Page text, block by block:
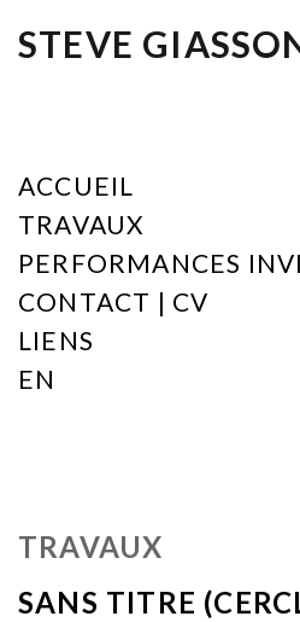
STEVE
ACCUEIL
TRAVAUX
PERFORMANCES
CONTACT | CV
LIENS
EN
TRAVAUX
SANS TITRE